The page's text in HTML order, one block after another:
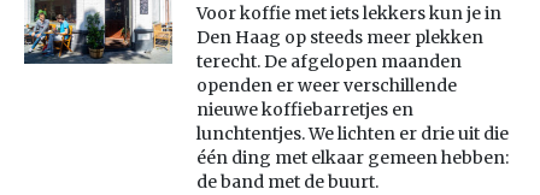
Voor koffie met iets lekkers kun je in
Den Haag op steeds meer plekken
terecht. De afgelopen maanden
openden er weer verschillende
nieuwe koffiebarretjes en
lunchtentjes. We lichten er drie uit die
één ding met elkaar gemeen hebben:
de band met de buurt.